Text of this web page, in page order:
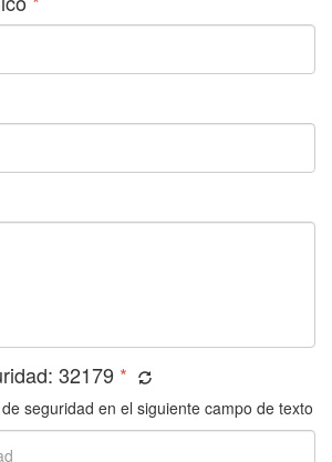
32179 *
seguridad en el siguiente campo de texto